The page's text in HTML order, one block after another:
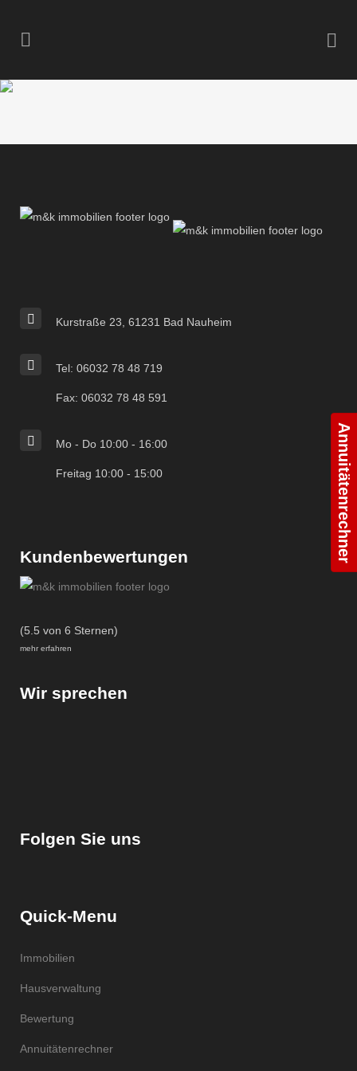
Kurstraße 23, 61231 Bad Nauheim
Tel: 06032 78 48 719
Fax: 06032 78 48 591
Mo - Do 10:00 - 16:00
Freitag 10:00 - 15:00
Kundenbewertungen
(5.5 von 6 Sternen)
mehr erfahren
Wir sprechen
Folgen Sie uns
Quick-Menu
Immobilien
Hausverwaltung
Bewertung
Annuitätenrechner
Annuitätenrechner